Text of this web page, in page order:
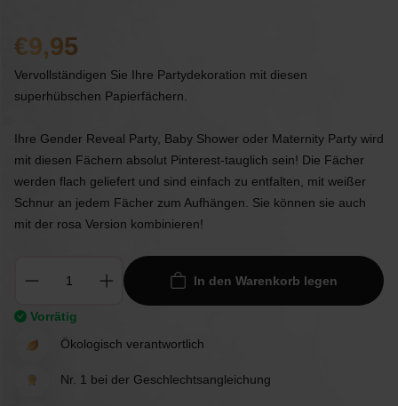
9,95
Vervollständigen Sie Ihre Partydekoration mit diesen
superhübschen Papierfächern.
Ihre Gender Reveal Party, Baby Shower oder Maternity Party wird
mit diesen Fächern absolut Pinterest-tauglich sein! Die Fächer
werden flach geliefert und sind einfach zu entfalten, mit weißer
Schnur an jedem Fächer zum Aufhängen. Sie können sie auch
mit der rosa Version kombinieren!
In den Warenkorb legen
Vorrätig
Ökologisch verantwortlich
Nr. 1 bei der Geschlechtsangleichung